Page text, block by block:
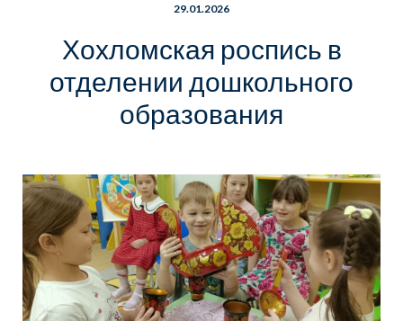
29.01.2026
Хохломская роспись в
отделении дошкольного
образования